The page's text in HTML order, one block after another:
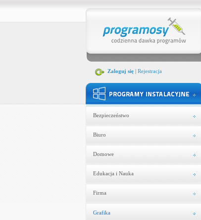
Zaloguj się| Rejestracja
Bezpieczeństwo
Biuro
Domowe
Edukacja i Nauka
Firma
Grafika